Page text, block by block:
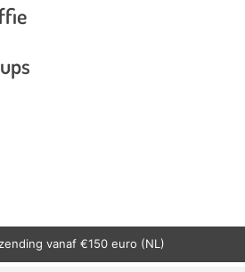
vanaf €150 euro (NL)